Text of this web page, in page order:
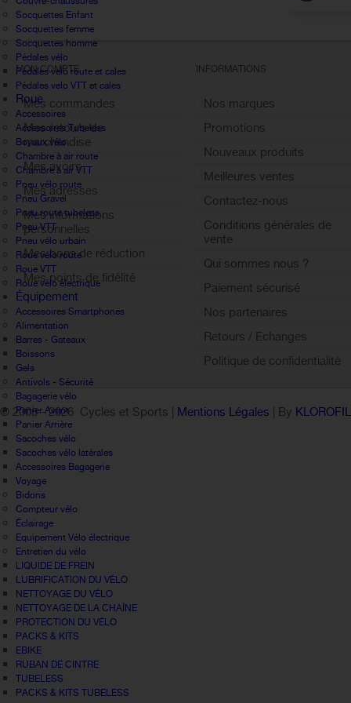
Socquettes Enfant
Socquettes femme
Socquettes homme
Pédales vélo
Pédales velo route et cales
Pédales velo VTT et cales
Roue
Accessoires
Accessoires Tubeless
Boyaux vélo
Chambre à air route
Chambre à air VTT
Pneu vélo route
Pneu Gravel
Pneu route tubeless
Pneu VTT
Pneu vélo urbain
Roue vélo route
Roue VTT
Roue vélo électrique
Équipement
Accessoires Smartphones
Alimentation
Barres - Gateaux
Boissons
Gels
Antivols - Sécurité
Bagagerie vélo
Panier Avant
Panier Arrière
Sacoches vélo
Sacoches vélo latérales
Accessoires Bagagerie
Voyage
Bidons
Compteur vélo
Éclairage
Equipement Vélo électrique
Entretien du vélo
LIQUIDE DE FREIN
LUBRIFICATION DU VÉLO
NETTOYAGE DU VÉLO
NETTOYAGE DE LA CHAÎNE
PROTECTION DU VÉLO
PACKS & KITS
EBIKE
RUBAN DE CINTRE
TUBELESS
PACKS & KITS TUBELESS
MON COMPTE
Mes commandes
Mes retours de
marchandise
Mes avoirs
Mes adresses
Mes informations
personnelles
Mes bons de réduction
Mes points de fidélité
Sign out
INFORMATIONS
Nos marques
Promotions
Nouveaux produits
Meilleures ventes
Contactez-nous
Conditions générales de
vente
Qui sommes nous ?
Paiement sécurisé
Nos partenaires
Retours / Echanges
Politique de confidentialité
© 2005 -2026 Cycles et Sports | Mentions Légales | By